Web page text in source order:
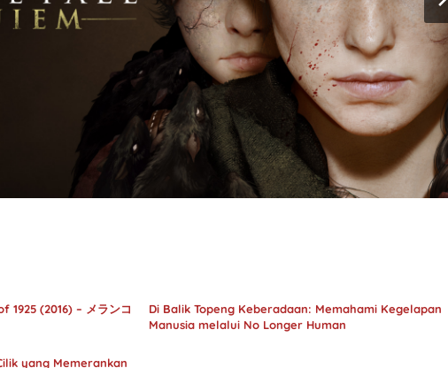
(2016) – メランコ
Di Balik Topeng Keberadaan: Memahami Kegelapan
Manusia melalui No Longer Human
yang Memerankan